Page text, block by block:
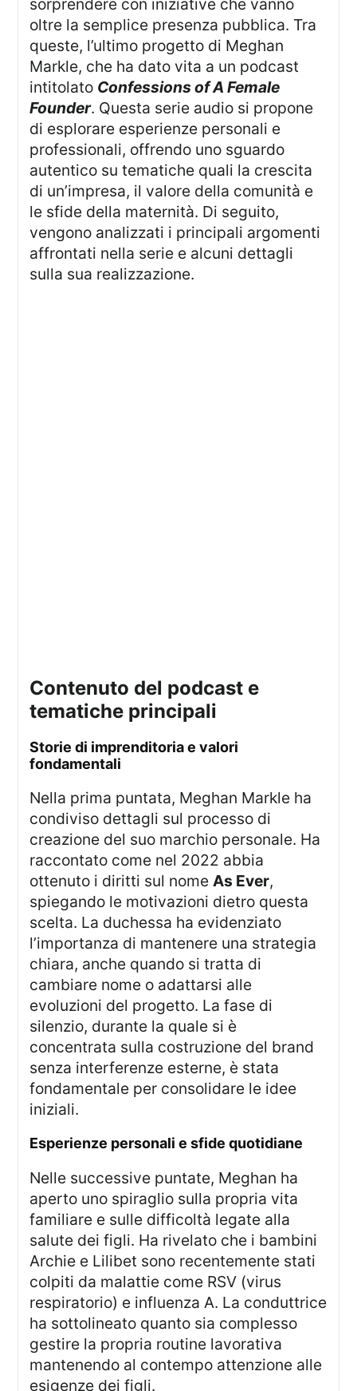
sorprendere con iniziative che vanno
oltre la semplice presenza pubblica. Tra
queste, l’ultimo progetto di Meghan
Markle, che ha dato vita a un podcast
intitolato Confessions of A Female
Founder. Questa serie audio si propone
di esplorare esperienze personali e
professionali, offrendo uno sguardo
autentico su tematiche quali la crescita
di un’impresa, il valore della comunità e
le sfide della maternità. Di seguito,
vengono analizzati i principali argomenti
affrontati nella serie e alcuni dettagli
sulla sua realizzazione.
contenuto del podcast e
tematiche principali
storie di imprenditoria e valori
fondamentali
Nella prima puntata, Meghan Markle ha
condiviso dettagli sul processo di
creazione del suo marchio personale. Ha
raccontato come nel 2022 abbia
ottenuto i diritti sul nomeAs Ever,
spiegando le motivazioni dietro questa
scelta. La duchessa ha evidenziato
l’importanza di mantenere una strategia
chiara, anche quando si tratta di
cambiare nome o adattarsi alle
evoluzioni del progetto. La fase di
silenzio, durante la quale si è
concentrata sulla costruzione del brand
senza interferenze esterne, è stata
fondamentale per consolidare le idee
iniziali.
esperienze personali e sfide quotidiane
Nelle successive puntate, Meghan ha
aperto uno spiraglio sulla propria vita
familiare e sulle difficoltà legate alla
salute dei figli. Ha rivelato che i bambini
Archie e Lilibet sono recentemente stati
colpiti da malattie come RSV (virus
respiratorio) e influenza A. La conduttrice
ha sottolineato quanto sia complesso
gestire la propria routine lavorativa
mantenendo al contempo attenzione alle
esigenze dei figli.